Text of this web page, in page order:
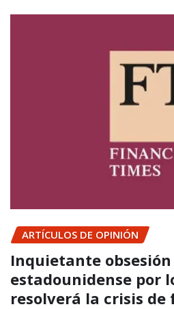
ARTÍCULOS DE OPINIÓN
Inquietante
estadounidense por
resolverá la crisis